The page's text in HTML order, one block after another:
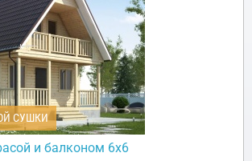
СУШКИ
и балконом 6х6